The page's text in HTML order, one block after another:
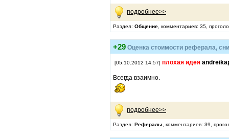
подробнее>>
Раздел: Общение , комментариев: 35,
+29 Оценка стоимости реферала,
[05.10.2012 14:57] плохая идея
Всегда взаимно.
подробнее>>
Раздел: Рефералы , комментариев: 39,